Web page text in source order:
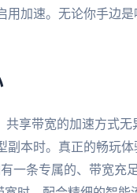
加速。无论你手边
享带宽的加速方式无
副本时。真正的畅玩
一条专属的、带宽充